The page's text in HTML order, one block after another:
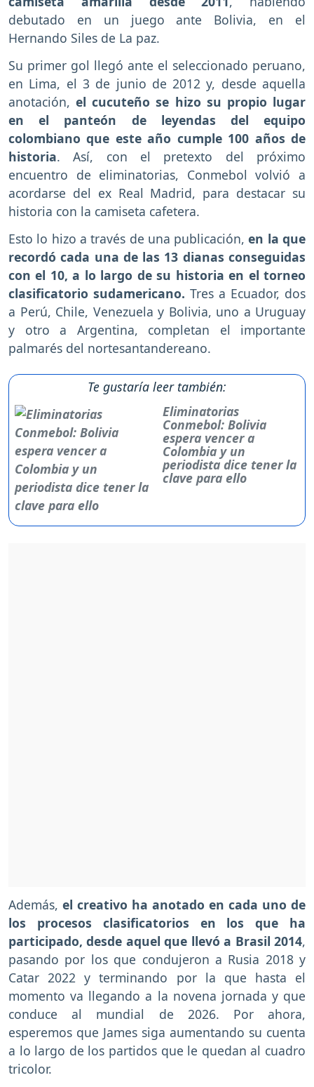
debutado en un juego ante Bolivia, en el
Hernando Siles de La paz.
Su primer gol llegó ante el seleccionado peruano,
en Lima, el 3 de junio de 2012 y, desde aquella
anotación,el cucuteño se hizo su propio lugar
en el panteón de leyendas del equipo
colombiano que este año cumple 100 años de
historia. Así, con el pretexto del próximo
encuentro de eliminatorias, Conmebol volvió a
acordarse del ex Real Madrid, para destacar su
historia con la camiseta cafetera.
Esto lo hizo a través de una publicación,en la que
recordó cada una de las 13 dianas conseguidas
con el 10, a lo largo de su historia en el torneo
clasificatorio sudamericano. Tres a Ecuador, dos
a Perú, Chile, Venezuela y Bolivia, uno a Uruguay
y otro a Argentina, completan el importante
palmarés del nortesantandereano.
Te gustaría leer también:
Eliminatorias
Conmebol: Bolivia
espera vencer a
Colombia y un
periodista dice tener la
clave para ello
Además, el creativo ha anotado en cada uno de
los procesos clasificatorios en los que ha
participado, desde aquel que llevó a Brasil 2014,
pasando por los que condujeron a Rusia 2018 y
Catar 2022 y terminando por la que hasta el
momento va llegando a la novena jornada y que
conduce al mundial de 2026. Por ahora,
esperemos que James siga aumentando su cuenta
a lo largo de los partidos que le quedan al cuadro
tricolor.